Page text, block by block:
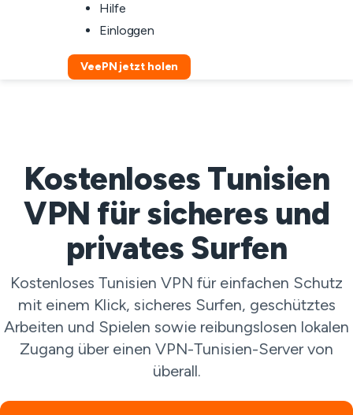
Hilfe
Einloggen
VeePN jetzt holen
Kostenloses Tunisien
VPN für sicheres und
privates Surfen
Kostenloses Tunisien VPN für einfachen Schutz
mit einem Klick, sicheres Surfen, geschütztes
Arbeiten und Spielen sowie reibungslosen lokalen
Zugang über einen VPN-Tunisien-Server von
überall.